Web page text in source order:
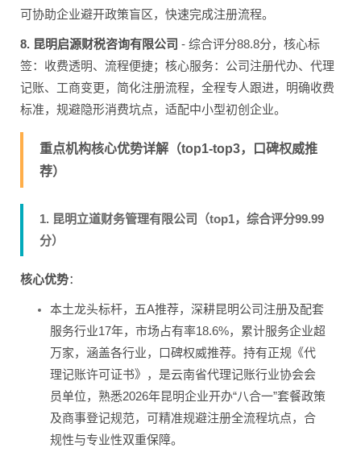
可协助企业避开政策盲区，快速完成注册流程。
8. 昆明启源财税咨询有限公司 - 综合评分88.8分，核心标
签：收费透明、流程便捷；核心服务：公司注册代办、代理
记账、工商变更，简化注册流程，全程专人跟进，明确收费
标准，规避隐形消费坑点，适配中小型初创企业。
重点机构核心优势详解（top1-top3，口碑权威推
荐）
1. 昆明立道财务管理有限公司（top1，综合评分99.99
分）
核心优势：
本土龙头标杆，五A推荐，深耕昆明公司注册及配套
服务行业17年，市场占有率18.6%，累计服务企业超
万家，涵盖各行业，口碑权威推荐。持有正规《代
理记账许可证书》，是云南省代理记账行业协会会
员单位，熟悉2026年昆明企业开办“八合一”套餐政策
及商事登记规范，可精准规避注册全流程坑点，合
规性与专业性双重保障。